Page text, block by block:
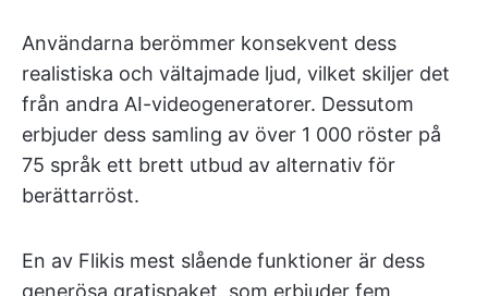
Användarna berömmer konsekvent dess
realistiska och vältajmade ljud, vilket skiljer det
från andra AI-videogeneratorer. Dessutom
erbjuder dess samling av över 1 000 röster på
75 språk ett brett utbud av alternativ för
berättarröst.
En av Flikis mest slående funktioner är dess
generösa gratispaket, som erbjuder fem